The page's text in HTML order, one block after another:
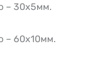
– 30х5мм.
– 60х10мм.